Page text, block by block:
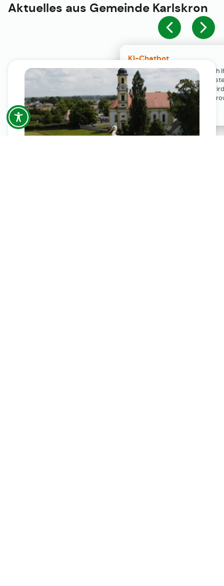
KI-Chatbot
Der KI-Chatbot steht erst nach
Einwilligung in den Cookie-
Verfügung. Der Chat-Verlauf
ausschließlich lokal in Ihrem
gespeichert.
Aktuelles aus Gemeinde Karlskron